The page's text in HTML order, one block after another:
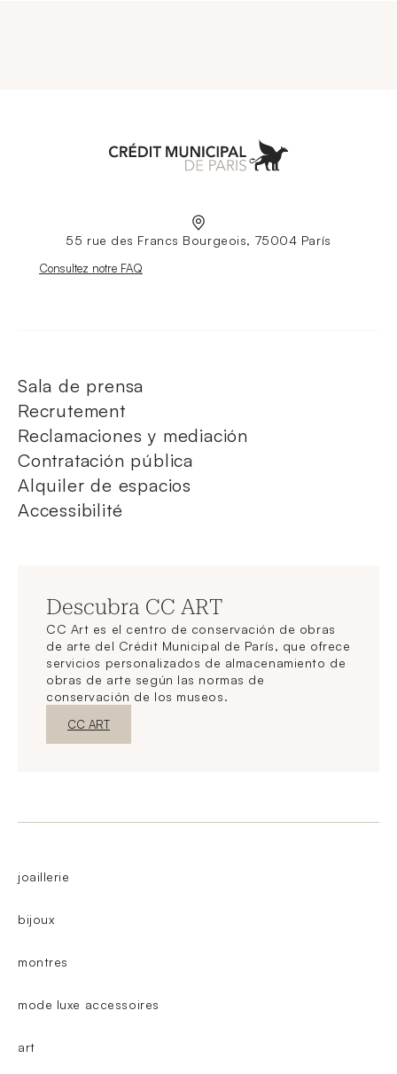
55 rue des Francs Bourgeois, 75004 París
Nouvelle fenêtre
Consultez notre FAQ
Sala de prensa
Recrutement
Reclamaciones y mediación
Contratación pública
Alquiler de espacios
Accessibilité
Descubra CC ART
CC Art es el centro de conservación de obras
de arte del Crédit Municipal de París, que ofrece
servicios personalizados de almacenamiento de
obras de arte según las normas de
conservación de los museos.
Nueva ventanaDescubrir
CC ART
joaillerie
bijoux
montres
mode luxe accessoires
art